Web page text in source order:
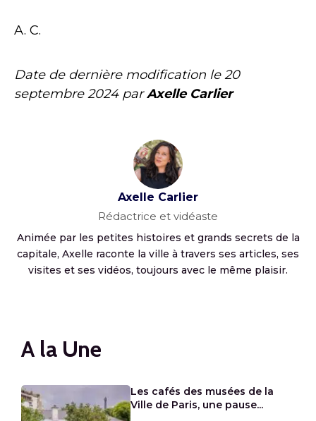
A. C.
Date de dernière modification le20
septembre 2024 parAxelle Carlier
Axelle Carlier
Rédactrice et vidéaste
Animée par les petites histoires et grands secrets de la
capitale, Axelle raconte la ville à travers ses articles, ses
visites et ses vidéos, toujours avec le même plaisir.
A la Une
Les cafés des musées de la
Ville de Paris, une pause...